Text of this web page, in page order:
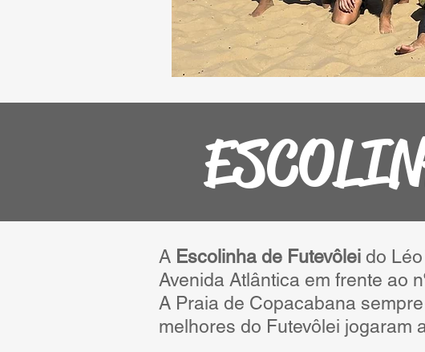
A Escolinha de Futevôlei do
Avenida Atlântica em frente ao
A Praia de Copacabana
melhores do Futevôlei jogaram